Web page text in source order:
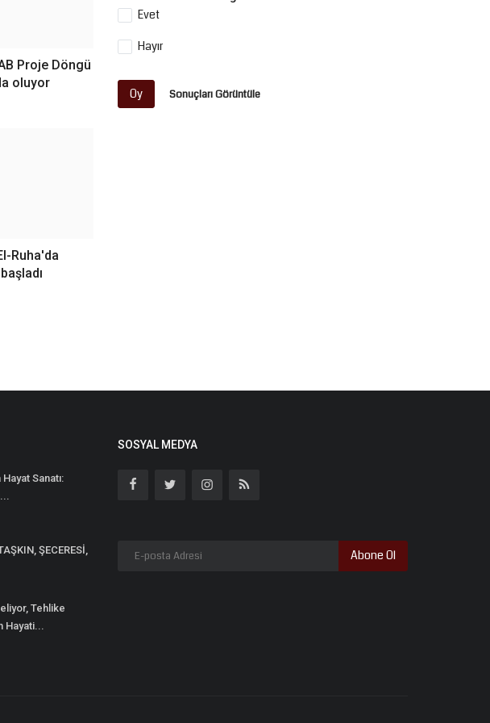
Proje Döngü
oluyor
Ruha'da
Evet
Hayır
Oy Sonuçları Görüntüle
Sanatı:
ŞECERESİ,
Tehlike
Hayati...
SOSYAL MEDYA
Abone Ol